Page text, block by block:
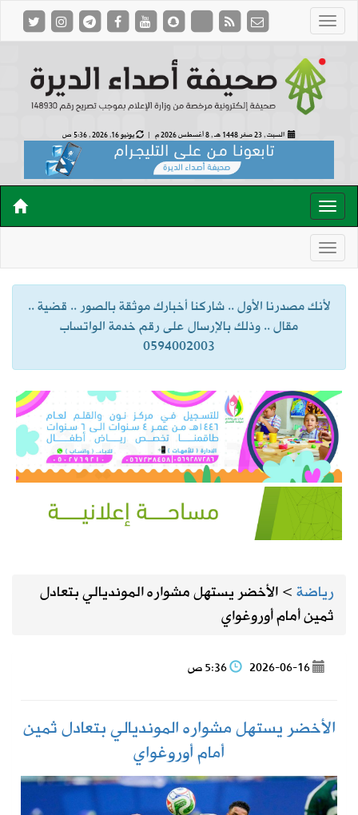
السبت , 23 صفر 1448 هـ , 8 أغسطس 2026 م | يونيو 16, 2026 , 5:36 ص
لأنك مصدرنا الأول .. شاركنا أخبارك موثقة بالصور .. قضية ..
مقال .. وذلك بالإرسال على رقم خدمة الواتساب
0594002003
رياضة>الأخضر يستهل مشواره المونديالي بتعادل
ثمين أمام أوروغواي
2026-06-16
الأخضر يستهل مشواره المونديالي بتعادل ثمين
أمام أوروغواي